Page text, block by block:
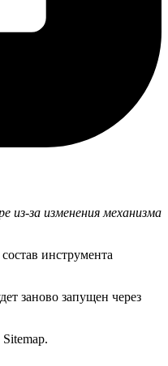
из-за изменения механизма
инструмента
заново запущен через